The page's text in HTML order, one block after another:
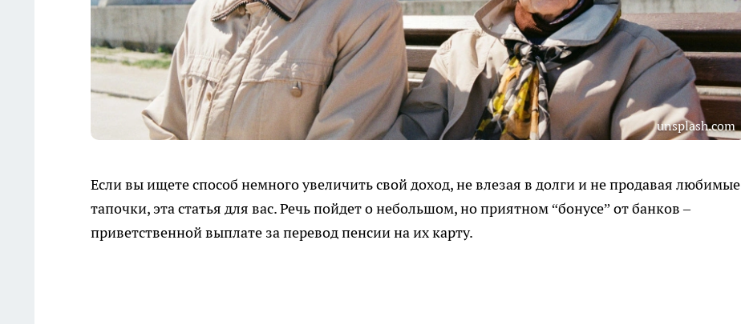
unsplash.com
Если вы ищете способ немного увеличить свой доход, не влезая в долги и не продавая любимые
тапочки, эта статья для вас. Речь пойдет о небольшом, но приятном “бонусе” от банков –
приветственной выплате за перевод пенсии на их карту.